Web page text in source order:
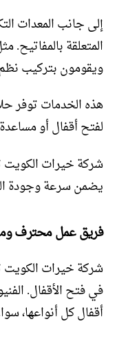
إلى جانب المعدات
المتعلقة بالمفاتيح.
ويقومون بتركيب
هذه الخدمات توفر
لفتح أقفال أو
شركة خيرات الكويت
يضمن سرعة وجودة
فريق عمل محترف
شركة خيرات الكويت
في فتح الأقفال.
أقفال كل أنواعها،